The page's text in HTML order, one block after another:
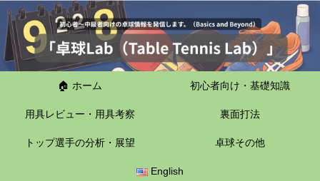
🏠 ホーム 初心者向け・基礎知識
用具レビュー・用具考察 裏面打法
トップ選手の分析・展望 卓球その他
English